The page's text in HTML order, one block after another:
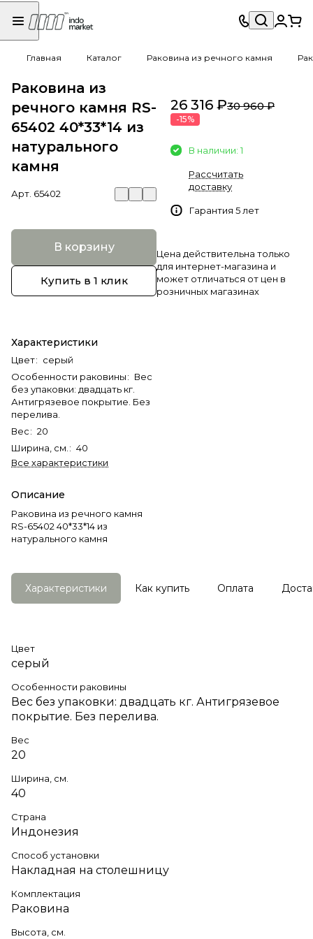
Главная Каталог Раковина из речного камня
Раковина из
речного камня RS-
65402 40*33*14 из
натурального
камня
Арт. 65402
В корзину
Купить в 1 клик
Характеристики
Цвет: серый
Особенности раковины: Вес
без упаковки: двадцать кг.
Антигрязевое покрытие. Без
перелива.
Вес: 20
Ширина, см. : 40
Все характеристики
Описание
Раковина из речного камня
RS-65402 40*33*14 из
натурального камня
26 316 ₽30 960 ₽
-15%
В наличии: 1
Рассчитать
доставку
Гарантия 5 лет
Цена действительна только
для интернет-магазина и
может отличаться от цен в
розничных магазинах
Характеристики Как купить Оплата
Цвет
серый
Особенности раковины
Вес без упаковки: двадцать кг. Антигрязевое
покрытие. Без перелива.
Вес
20
Ширина, см.
40
Страна
Индонезия
Способ установки
Накладная на столешницу
Комплектация
Раковина
Высота, см.